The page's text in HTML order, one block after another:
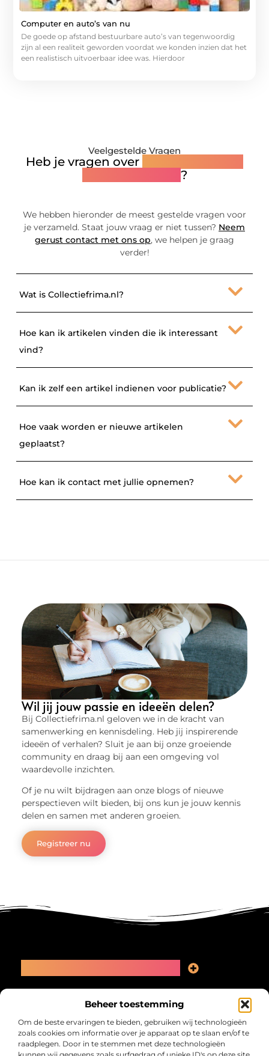
Beheer toestemming
Om de beste ervaringen te bieden, gebruiken wij technologieën
zoals cookies om informatie over je apparaat op te slaan en/of te
raadplegen. Door in te stemmen met deze technologieën
Computer en auto’s van nu
De goede op afstand bestuurbare auto’s van tegenwoordig
zijn al een realiteit geworden voordat we konden inzien dat het
een realistisch uitvoerbaar idee was. Hierdoor
Veelgestelde Vragen
Heb je vragen over
?
We hebben hieronder de meest gestelde vragen voor
je verzameld. Staat jouw vraag er niet tussen? Neem
gerust contact met ons op, we helpen je graag
verder!
Wat is Collectiefrima.nl?
Hoe kan ik artikelen vinden die ik interessant
vind?
Kan ik zelf een artikel indienen voor publicatie?
Hoe vaak worden er nieuwe artikelen
geplaatst?
Hoe kan ik contact met jullie opnemen?
Wil jij jouw passie en ideeën delen?
Bij Collectiefrima.nl geloven we in de kracht van
samenwerking en kennisdeling. Heb jij inspirerende
ideeën of verhalen? Sluit je aan bij onze groeiende
community en draag bij aan een omgeving vol
waardevolle inzichten.
Of je nu wilt bijdragen aan onze blogs of nieuwe
perspectieven wilt bieden, bij ons kun je jouw kennis
delen en samen met anderen groeien.
Registreer nu